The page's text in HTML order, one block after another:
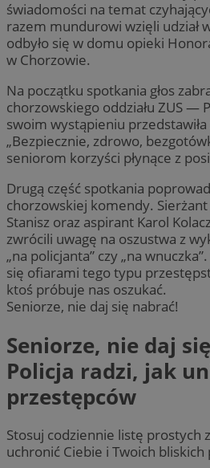
świadomości na temat
razem mundurowi wzięli udział
odbyło się w domu opieki
w Chorzowie.
Na początku spotkania głos
chorzowskiego oddziału ZUS —
swoim wystąpieniu przedstawiła
„Bezpiecznie, zdrowo,
seniorom korzyści płynące z
Drugą część spotkania
chorzowskiej komendy.
Stanisz oraz aspirant Karol
zwrócili uwagę na oszustwa z
„na policjanta” czy „na
się ofiarami tego typu
ktoś próbuje nas oszukać.
Seniorze, nie daj się nabrać!
Seniorze, nie daj
Policja radzi, jak
przestępców
Stosuj codziennie listę prostych
uchronić Ciebie i Twoich